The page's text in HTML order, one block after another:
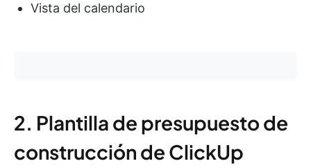
Vista del calendario
2. Plantilla de presupuesto de
construcción de ClickUp